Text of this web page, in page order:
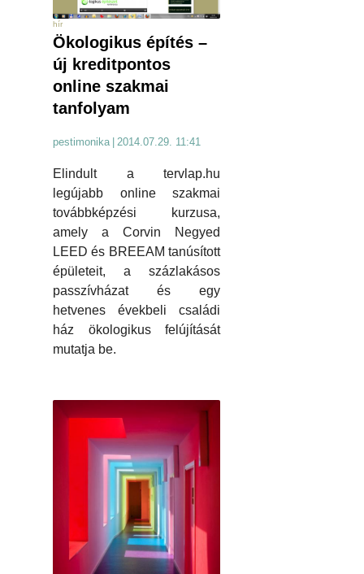
hír
Ökologikus építés –
új kreditpontos
online szakmai
tanfolyam
pestimonika 2014.07.29. 11:41
Elindult a tervlap.hu
legújabb online szakmai
továbbképzési kurzusa,
amely a Corvin Negyed
LEED és BREEAM tanúsított
épületeit, a százlakásos
passzívházat és egy
hetvenes évekbeli családi
ház ökologikus felújítását
mutatja be.